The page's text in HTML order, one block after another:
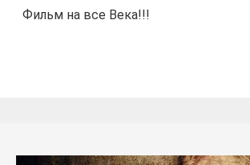
Фильм на все Века!!!